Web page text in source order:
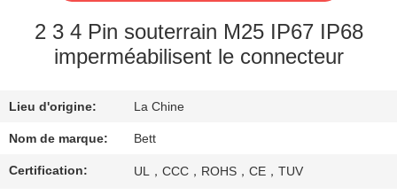
VISITE
D'USINE
CONTRÔLE
DE
QUALITÉ
2 3 4 Pin souterrain M25 IP67 IP68
imperméabilisent le connecteur
Lieu d'origine: La Chine
Nom de marque: Bett
Certification: UL，CCC，ROHS，CE，TUV